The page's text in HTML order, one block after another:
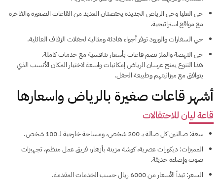
حي العليا وحي الرياض الجديدة يحتضنان العديد من القاعات الصغيرة والفاخرة
مع مواقع استراتيجية.
حي السفارات والورود توفر أجواء هادئة ومثالية لحفلات الزفاف العائلية.
حي النهضة والملز تضم قاعات بأسعار تنافسية مع خدمات كاملة.
هذا التنوع يمنح عرسان الرياض إمكانيات واسعة لاختيار المكان الأنسب الذي
يتوافق مع ميزانيتهم وطبيعة الحفل.
أشهر قاعات صغيرة بالرياض واسعارها
قاعة ليان للاحتفالات
سعة: صالتين كل صالة بـ 200 شخص، ومساحة خارجية لـ 100 شخص.
المميزات: ديكورات عصرية، كوشة مزينة بأزهار، فريق عمل منظم، تجهيزات
صوت وإضاءة حديثة.
السعر: تبدأ الأسعار من 6000 ريال حسب الخدمات المقدمة.